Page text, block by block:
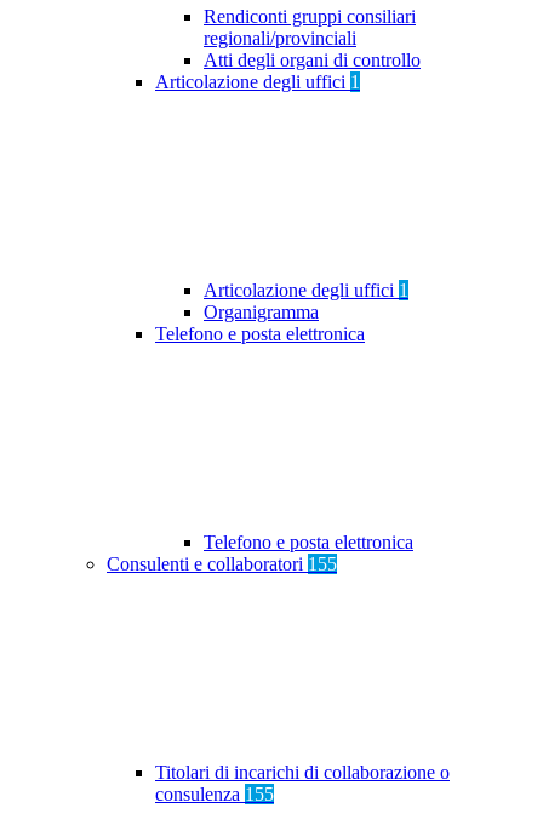
Rendiconti gruppi consiliari
regionali/provinciali
Atti degli organi di controllo
Articolazione degli uffici 1
Articolazione degli uffici 1
Organigramma
Telefono e posta elettronica
Telefono e posta elettronica
Consulenti e collaboratori 155
Titolari di incarichi di collaborazione o
consulenza 155